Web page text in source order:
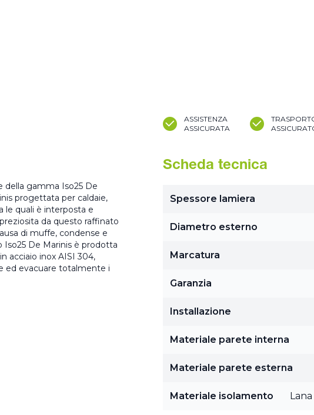
ASSISTENZA
ASSICURATA
della gamma Iso25 De
progettata per caldaie,
le quali è interposta e
da questo raffinato
di muffe, condense e
Iso25 De Marinis è prodotta
acciaio inox AISI 304,
ed evacuare totalmente i
Scheda tecnica
Spessore lamiera
Diametro esterno
Marcatura
Garanzia
Installazione
Materiale parete interna
Materiale parete esterna
Materiale isolamento